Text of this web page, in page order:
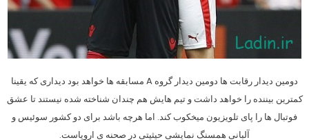
دومین دیدار رقابت ها دومین دیدار گروه A مسابقه ها خواهد بود دیداری که یقینا
کمترین بیننده را خواهد داشت و تیم هایش هم چندان شناخته شده نیستند تا عشق
فوتبال ها را پای تلویزیون میخکوب کند. اما هرچه باشد برای دو کشور سوئیس و
آلبانی همسنگ نمایشی حیثیتی در صحنه ی اروپاست.